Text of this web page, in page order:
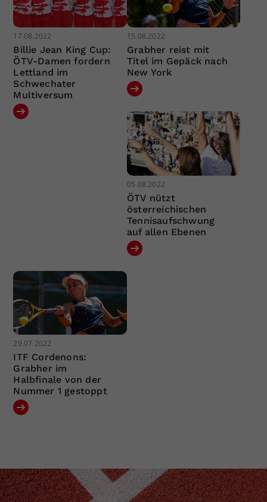
17.08.2022
Billie Jean King Cup:
ÖTV-Damen fordern
Lettland im
Schwechater
Multiversum
15.08.2022
Grabher reist mit
Titel im Gepäck nach
New York
05.08.2022
ÖTV nützt
österreichischen
Tennisaufschwung
auf allen Ebenen
29.07.2022
ITF Cordenons:
Grabher im
Halbfinale von der
Nummer 1 gestoppt